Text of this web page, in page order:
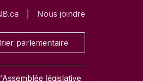
Nous joindre
parlementaire
législative